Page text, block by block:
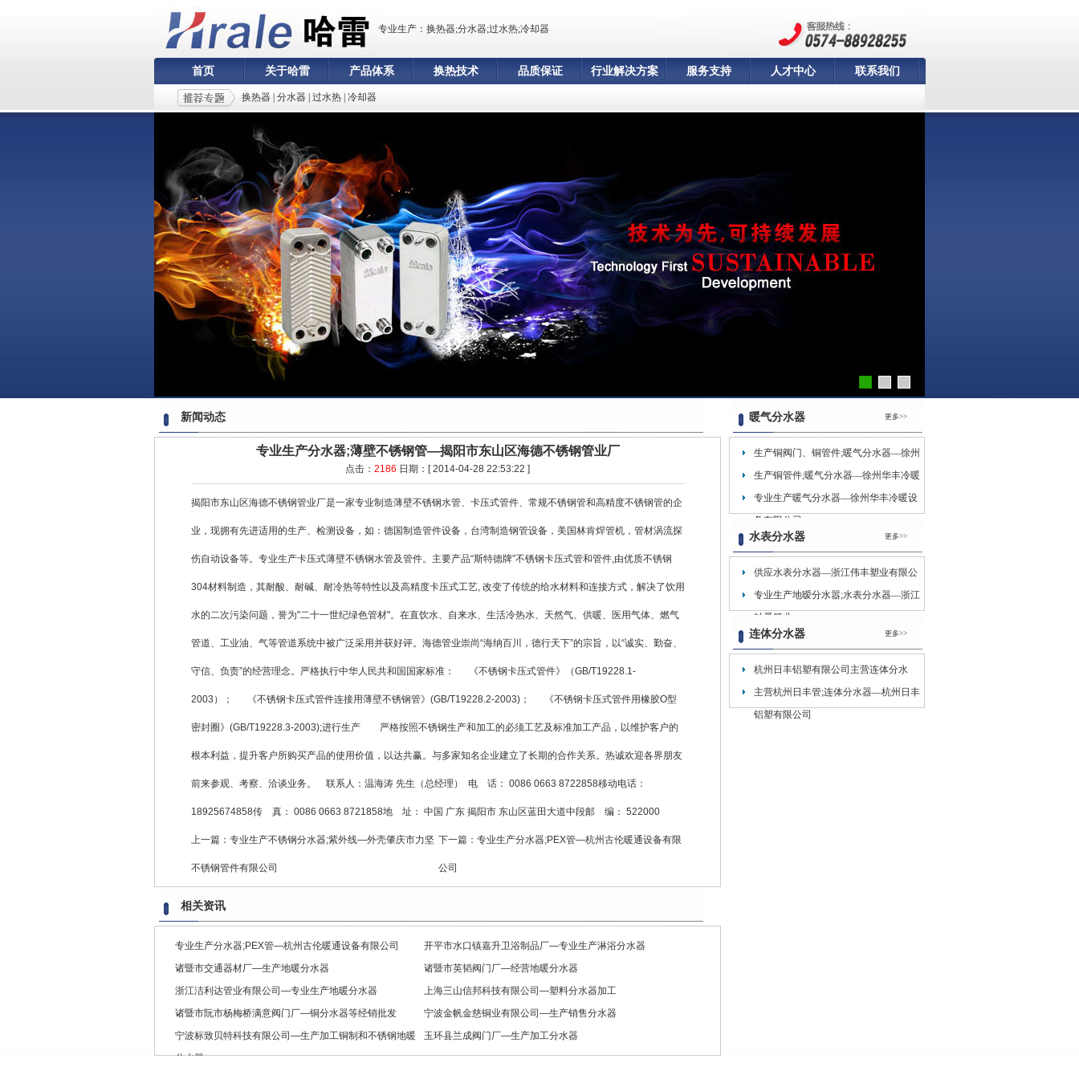
专业生产：换热器;分水器;过水热;冷却器
首页 关于哈雷 产品体系 换热技术 品质保证 行业解决方案 服务支持 人才中心 联系我们
换热器 分水器 过水热 冷却器
暖气分水器 更多>>
生产铜阀门、铜管件;暖气分水器—徐州
华丰冷暖
生产铜管件;暖气分水器—徐州华丰冷暖
设备有限公司
专业生产暖气分水器—徐州华丰冷暖设
备有限公司
水表分水器 更多>>
供应水表分水器—浙江伟丰塑业有限公
司
专业生产地暧分水嚣;水表分水器—浙江
钟爱管业
连体分水器 更多>>
杭州日丰铝塑有限公司主营连体分水
器;PP-R管件
主营杭州日丰管;连体分水器—杭州日丰
铝塑有限公司
新闻动态
专业生产分水器;薄壁不锈钢管—揭阳市东山区海德不锈钢管业厂
点击： 2186 日期：[ 2014-04-28 22:53:22 ]
揭阳市东山区海德不锈钢管业厂是一家专业制造薄壁不锈钢水管、卡压式管件、常规不锈钢管和高精度不锈钢管的企
业，现拥有先进适用的生产、检测设备，如：德国制造管件设备，台湾制造钢管设备，美国林肯焊管机，管材涡流探
伤自动设备等。专业生产卡压式薄壁不锈钢水管及管件。主要产品“斯特德牌”不锈钢卡压式管和管件,由优质不锈钢
304材料制造，其耐酸、耐碱、耐冷热等特性以及高精度卡压式工艺, 改变了传统的给水材料和连接方式，解决了饮用
水的二次污染问题，誉为"二十一世纪绿色管材"。在直饮水、自来水、生活冷热水、天然气、供暖、医用气体、燃气
管道、工业油、气等管道系统中被广泛采用并获好评。海德管业崇尚“海纳百川，德行天下”的宗旨，以“诚实、勤奋、
守信、负责”的经营理念。严格执行中华人民共和国国家标准： 《不锈钢卡压式管件》（GB/T19228.1-
2003）； 《不锈钢卡压式管件连接用薄壁不锈钢管》(GB/T19228.2-2003)； 《不锈钢卡压式管件用橡胶O型
密封圈》(GB/T19228.3-2003);进行生产 严格按照不锈钢生产和加工的必须工艺及标准加工产品，以维护客户的
根本利益，提升客户所购买产品的使用价值，以达共赢。与多家知名企业建立了长期的合作关系。热诚欢迎各界朋友
前来参观、考察、洽谈业务。 联系人：温海涛 先生（总经理） 电 话： 0086 0663 8722858移动电话：
18925674858传 真： 0086 0663 8721858地 址： 中国 广东 揭阳市 东山区蓝田大道中段邮 编： 522000
上一篇： 专业生产不锈钢分水器;紫外线—外壳肇庆市力坚
不锈钢管件有限公司
下一篇： 专业生产分水器;PEX管—杭州古伦暖通设备有限
公司
相关资讯
专业生产分水器;PEX管—杭州古伦暖通设备有限公司
开平市水口镇嘉升卫浴制品厂—专业生产淋浴分水器
诸暨市交通器材厂—生产地暖分水器
诸暨市英韬阀门厂—经营地暖分水器
浙江洁利达管业有限公司—专业生产地暖分水器
上海三山信邦科技有限公司—塑料分水器加工
诸暨市阮市杨梅桥满意阀门厂—铜分水器等经销批发
宁波金帆金慈铜业有限公司—生产销售分水器
宁波标致贝特科技有限公司—生产加工铜制和不锈钢地暖
分水器
玉环县兰成阀门厂—生产加工分水器